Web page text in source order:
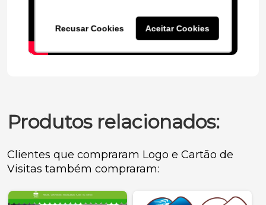
Recusar Cookies Aceitar Cookies
Produtos relacionados:
Clientes que compraram Logo e Cartão de
Visitas também compraram: